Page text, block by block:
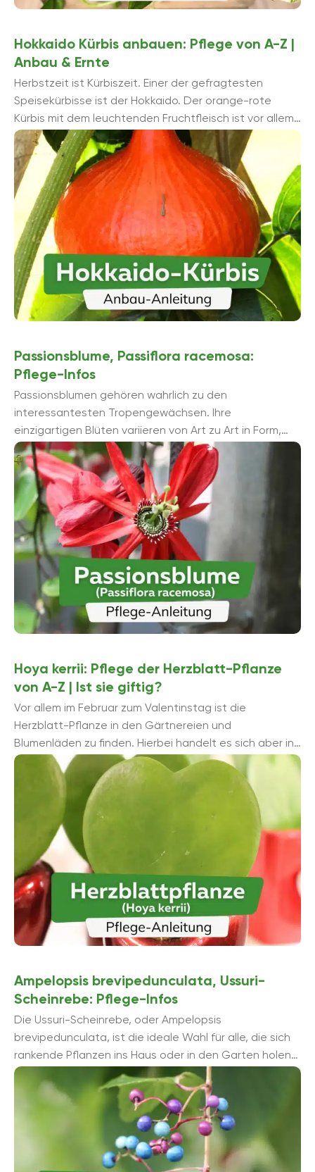
Hokkaido Kürbis anbauen: Pflege von A-Z |
Anbau & Ernte
Herbstzeit ist Kürbiszeit. Einer der gefragtesten
Speisekürbisse ist der Hokkaido. Der orange-rote
Kürbis mit dem leuchtenden Fruchtfleisch ist vor allem
deshalb so beliebt, weil man ihn fü...
Passionsblume, Passiflora racemosa:
Pflege-Infos
Passionsblumen gehören wahrlich zu den
interessantesten Tropengewächsen. Ihre
einzigartigen Blüten variieren von Art zu Art in Form,
Farbe und Größe. Bei Passiflora racemosa handelt es
sich ...
Hoya kerrii: Pflege der Herzblatt-Pflanze
von A-Z | Ist sie giftig?
Vor allem im Februar zum Valentinstag ist die
Herzblatt-Pflanze in den Gärtnereien und
Blumenläden zu finden. Hierbei handelt es sich aber in
der Regel nur um ein einziges, ...
Ampelopsis brevipedunculata, Ussuri-
Scheinrebe: Pflege-Infos
Die Ussuri-Scheinrebe, oder Ampelopsis
brevipedunculata, ist die ideale Wahl für alle, die sich
rankende Pflanzen ins Haus oder in den Garten holen
wollen. Sie gilt als anspruchslos und pflegeleicht.